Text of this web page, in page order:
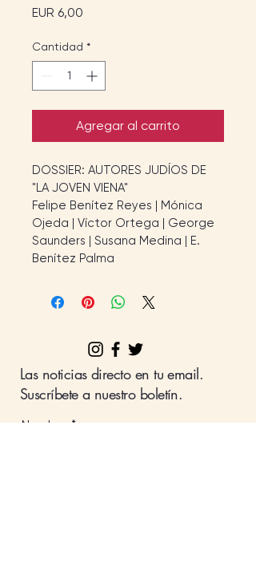
EUR 6,00
Cantidad *
Agregar al carrito
DOSSIER: AUTORES JUDÍOS DE
"LA JOVEN VIENA"
Felipe Benítez Reyes | Mónica
Ojeda | Víctor Ortega | George
Saunders | Susana Medina | E.
Benítez Palma
Las noticias directo en tu email.
Suscríbete a nuestro boletín.
Nombre